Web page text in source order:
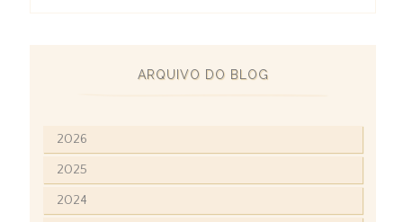
ARQUIVO DO BLOG
2026
2025
2024